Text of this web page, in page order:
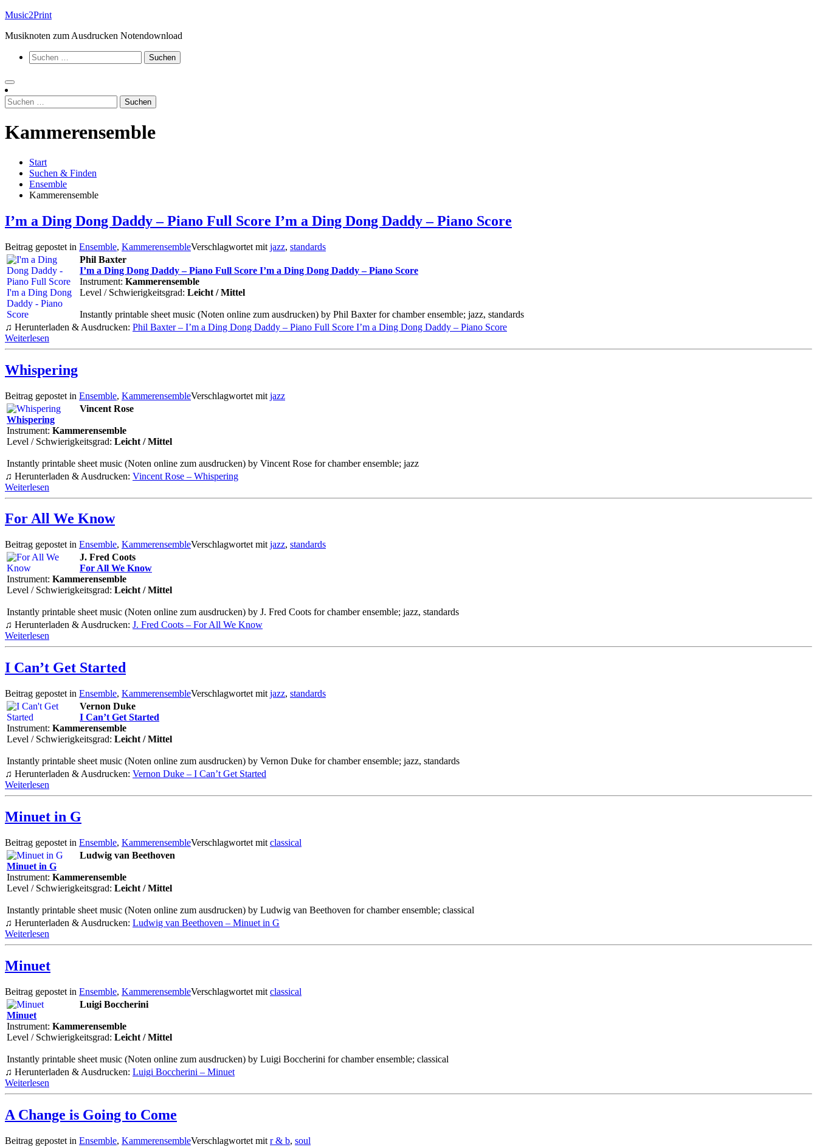
Zum
springen
Music2Print
Musiknoten zum Ausdrucken Notendownload
Suchen
nach:
Suchen
nach:
Kammerensemble
Start
Suchen & Finden
Ensemble
Kammerensemble
I’m a Ding Dong Daddy – Piano Full Score I’m a Ding Dong Daddy – Piano Score
Beitrag gepostet in Ensemble, KammerensembleVerschlagwortet mit jazz, standards
Phil Baxter
I’m a Ding Dong Daddy – Piano Full Score I’m a Ding Dong Daddy – Piano Score
Instrument: Kammerensemble
Level / Schwierigkeitsgrad: Leicht / Mittel
Instantly printable sheet music (Noten online zum ausdrucken) by Phil Baxter for chamber ensemble; jazz, standards
♫ Herunterladen & Ausdrucken: Phil Baxter – I’m a Ding Dong Daddy – Piano Full Score I’m a Ding Dong Daddy – Piano Score
Weiterlesen
Whispering
Beitrag gepostet in Ensemble, KammerensembleVerschlagwortet mit jazz
Vincent Rose
Whispering
Instrument: Kammerensemble
Level / Schwierigkeitsgrad: Leicht / Mittel
Instantly printable sheet music (Noten online zum ausdrucken) by Vincent Rose for chamber ensemble; jazz
♫ Herunterladen & Ausdrucken: Vincent Rose – Whispering
Weiterlesen
For All We Know
Beitrag gepostet in Ensemble, KammerensembleVerschlagwortet mit jazz, standards
J. Fred Coots
For All We Know
Instrument: Kammerensemble
Level / Schwierigkeitsgrad: Leicht / Mittel
Instantly printable sheet music (Noten online zum ausdrucken) by J. Fred Coots for chamber ensemble; jazz, standards
♫ Herunterladen & Ausdrucken: J. Fred Coots – For All We Know
Weiterlesen
I Can’t Get Started
Beitrag gepostet in Ensemble, KammerensembleVerschlagwortet mit jazz, standards
Vernon Duke
I Can’t Get Started
Instrument: Kammerensemble
Level / Schwierigkeitsgrad: Leicht / Mittel
Instantly printable sheet music (Noten online zum ausdrucken) by Vernon Duke for chamber ensemble; jazz, standards
♫ Herunterladen & Ausdrucken: Vernon Duke – I Can’t Get Started
Weiterlesen
Minuet in G
Beitrag gepostet in Ensemble, KammerensembleVerschlagwortet mit classical
Ludwig van Beethoven
Minuet in G
Instrument: Kammerensemble
Level / Schwierigkeitsgrad: Leicht / Mittel
Instantly printable sheet music (Noten online zum ausdrucken) by Ludwig van Beethoven for chamber ensemble; classical
♫ Herunterladen & Ausdrucken: Ludwig van Beethoven – Minuet in G
Weiterlesen
Minuet
Beitrag gepostet in Ensemble, KammerensembleVerschlagwortet mit classical
Luigi Boccherini
Minuet
Instrument: Kammerensemble
Level / Schwierigkeitsgrad: Leicht / Mittel
Instantly printable sheet music (Noten online zum ausdrucken) by Luigi Boccherini for chamber ensemble; classical
♫ Herunterladen & Ausdrucken: Luigi Boccherini – Minuet
Weiterlesen
A Change is Going to Come
Beitrag gepostet in Ensemble, KammerensembleVerschlagwortet mit r & b, soul